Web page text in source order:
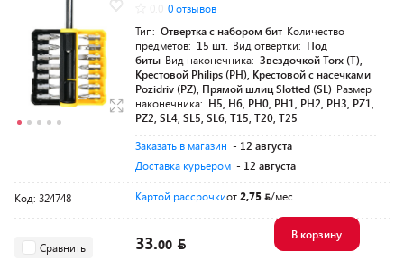
0 отзывов
Тип: Отвертка с набором бит Количество
предметов: 15 шт. Вид отвертки: Под
биты Вид наконечника: Звездочкой Torx (T),
Крестовой Philips (PH), Крестовой с насечками
Pozidriv (PZ), Прямой шлиц Slotted (SL) Размер
наконечника: H5, H6, PH0, PH1, PH2, PH3, PZ1,
PZ2, SL4, SL5, SL6, T15, T20, T25
Заказать в магазин - 12 августа
Доставка курьером - 12 августа
Код: 324748 Картой рассрочкиот2,75 /мес
Сравнить 33.00
В корзину